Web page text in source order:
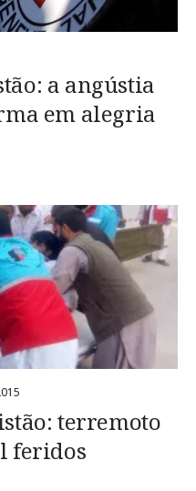
a angústia
em alegria
terremoto
feridos